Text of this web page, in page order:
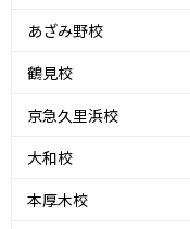
あざみ野校
鶴見校
京急久里浜校
大和校
本厚木校